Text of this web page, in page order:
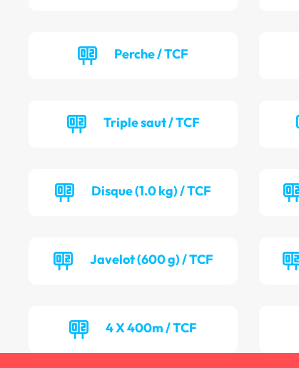
Perche / TCF
Triple saut / TCF
Disque (1.0 kg) / TCF
Javelot (600 g) / TCF
4 X 400m / TCF